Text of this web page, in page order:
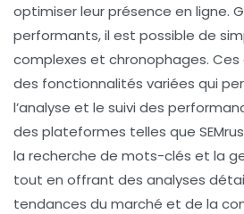
optimiser leur présence en ligne.
performants, il est possible de
complexes et chronophages.
des fonctionnalités variées qui
l’analyse et le suivi des
des plateformes telles que
la recherche de mots-clés et la
tout en offrant des analyses
tendances du marché et de la